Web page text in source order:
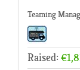
Teaming
Raised: